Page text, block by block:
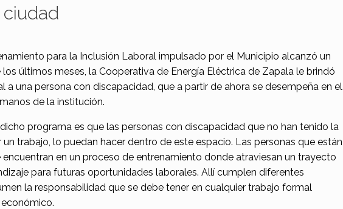
para la Inclusión Laboral impulsado por el Municipio alcanzó un
últimos meses, la Cooperativa de Energía Eléctrica de Zapala le brindó
a una persona con discapacidad, que a partir de ahora se desempeña en el
de la institución.
programa es que las personas con discapacidad que no han tenido la
trabajo, lo puedan hacer dentro de este espacio. Las personas que están
en un proceso de entrenamiento donde atraviesan un trayecto
para futuras oportunidades laborales. Allí cumplen diferentes
la responsabilidad que se debe tener en cualquier trabajo formal